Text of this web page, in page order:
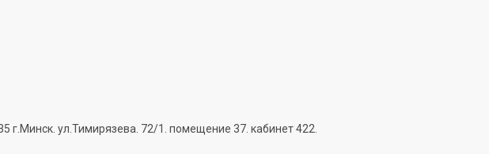
ул.Тимирязева. 72/1. помещение 37. кабинет 422.